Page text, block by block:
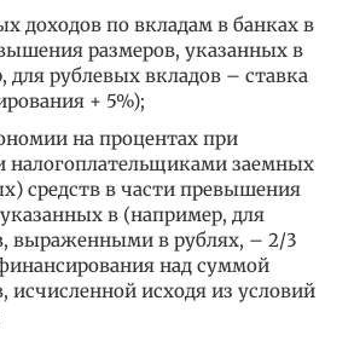
доходов по вкладам в банках в
размеров, указанных в
для рублевых вкладов – ставка
+ 5%);
на процентах при
налогоплательщиками заемных
средств в части превышения
в (например, для
выраженными в рублях, – 2/3
над суммой
исчисленной исходя из условий